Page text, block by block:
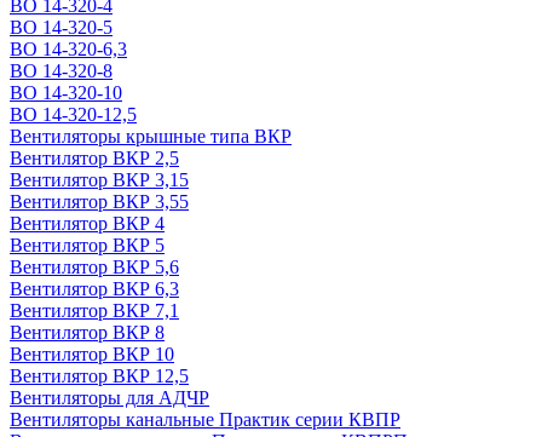
ВО 14-320-4
ВО 14-320-5
ВО 14-320-6,3
ВО 14-320-8
ВО 14-320-10
ВО 14-320-12,5
Вентиляторы крышные типа ВКР
Вентилятор ВКР 2,5
Вентилятор ВКР 3,15
Вентилятор ВКР 3,55
Вентилятор ВКР 4
Вентилятор ВКР 5
Вентилятор ВКР 5,6
Вентилятор ВКР 6,3
Вентилятор ВКР 7,1
Вентилятор ВКР 8
Вентилятор ВКР 10
Вентилятор ВКР 12,5
Вентиляторы для АДЧР
Вентиляторы канальные Практик серии КВПР